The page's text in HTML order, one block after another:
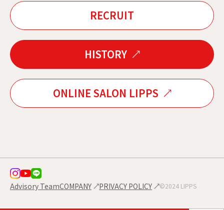
RECRUIT
HISTORY
ONLINE SALON LIPPS
Advisory TeamCOMPANY PRIVACY POLICY ©2024 LIPPS